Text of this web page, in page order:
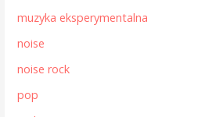
muzyka eksperymentalna
noise
noise rock
pop